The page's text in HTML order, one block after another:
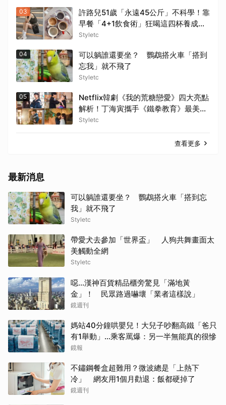
03
許路兒51歲「永遠45公斤」不科學！靠
早餐「4+1飲食術」狂喝這四杯養成少
女身材！
Styletc
04
可以躺誰還要坐？ 鸚鵡搭火車「搭到
忘我」就不飛了
Styletc
05
Netflix韓劇《我的荒糖戀愛》四大亮點
解析！丁海寅攜手《鐵拳教育》最美老
師「賀營」展開極致心動的同居生活
Styletc
查看更多
最新消息
可以躺誰還要坐？ 鸚鵡搭火車「搭到忘
我」就不飛了
Styletc
帶愛犬去參加「世界盃」 人狗共舞畫面太
美觸動全網
Styletc
噁…漢神百貨精品櫃旁驚見「滿地黃
金」！ 民眾路過嚇壞「業者這樣說」
鏡週刊
媽站40分鐘哄嬰兒！大兒子吵翻高鐵「爸只
有1舉動」…乘客罵爆：另一半無能真的很慘
鏡報
不鏽鋼餐盒超難用？微波總是「上熱下
冷」 網友用1個月勸退：飯都硬掉了
鏡週刊